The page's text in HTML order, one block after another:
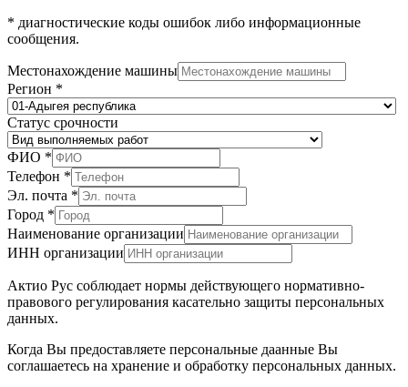
* диагностические коды ошибок либо информационные
сообщения.
Местонахождение машины
Регион *
Статус срочности
ФИО *
Телефон *
Эл. почта *
Город *
Наименование организации
ИНН организации
Актио Рус соблюдает нормы действующего нормативно-
правового регулирования касательно защиты персональных
данных.
Когда Вы предоставляете персональные даанные Вы
соглашаетесь на хранение и обработку персональных данных.